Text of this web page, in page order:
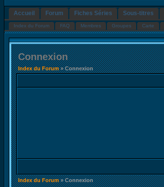
Accueil Forum Fiches Séries Sous-titres
Index du Forum FAQ Membres Groupes Carte
Connexion
Index du Forum» Connexion
Index du Forum» Connexion